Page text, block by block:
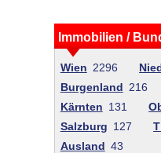
Immobilien /
Wien 2296
Burgenland
216
Kärnten 131
Salzburg 127
Ausland
43